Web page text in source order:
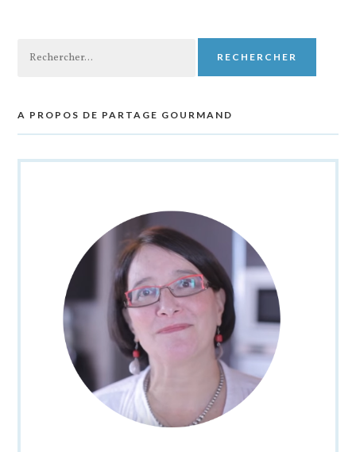
A PROPOS DE PARTAGE GOURMAND